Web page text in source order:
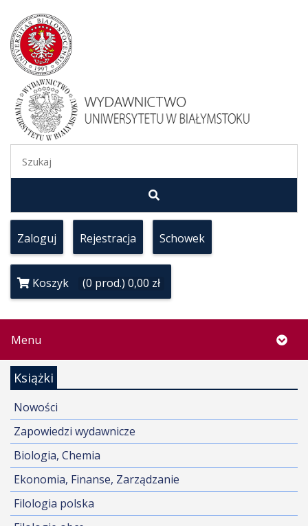
Zaloguj Rejestracja Schowek
Koszyk (0 prod.) 0,00 zł
Menu
Książki
Nowości
Zapowiedzi wydawnicze
Biologia, Chemia
Ekonomia, Finanse, Zarządzanie
Filologia polska